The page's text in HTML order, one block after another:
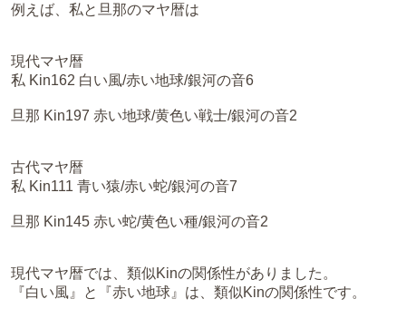
例えば、私と旦那のマヤ暦は
現代マヤ暦
私 Kin162 白い風/赤い地球/銀河の音6
旦那 Kin197 赤い地球/黄色い戦士/銀河の音2
古代マヤ暦
私 Kin111 青い猿/赤い蛇/銀河の音7
旦那 Kin145 赤い蛇/黄色い種/銀河の音2
現代マヤ暦では、類似Kinの関係性がありました。
『白い風』と『赤い地球』は、類似Kinの関係性です。